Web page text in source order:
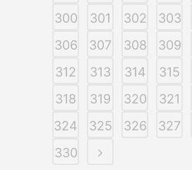
300
301 302 303
306
307 308 309
312
313 314 315
318
319 320 321
324
325 326 327
330